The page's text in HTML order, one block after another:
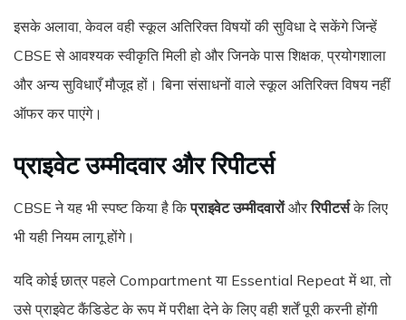
इसके अलावा, केवल वही स्कूल अतिरिक्त विषयों की सुविधा दे सकेंगे जिन्हें
CBSE से आवश्यक स्वीकृति मिली हो और जिनके पास शिक्षक, प्रयोगशाला
और अन्य सुविधाएँ मौजूद हों। बिना संसाधनों वाले स्कूल अतिरिक्त विषय नहीं
ऑफर कर पाएंगे।
प्राइवेट उम्मीदवार और रिपीटर्स
CBSE ने यह भी स्पष्ट किया है किप्राइवेट उम्मीदवारोंऔररिपीटर्सके लिए
भी यही नियम लागू होंगे।
यदि कोई छात्र पहले Compartment या Essential Repeat में था, तो
उसे प्राइवेट कैंडिडेट के रूप में परीक्षा देने के लिए वही शर्तें पूरी करनी होंगी